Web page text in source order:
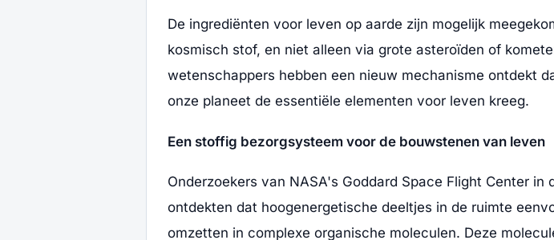
De ingrediënten voor leven op aarde zijn mogelijk
kosmisch stof, en niet alleen via grote asteroïden of
wetenschappers hebben een nieuw mechanisme ontdekt
onze planeet de essentiële elementen voor leven kreeg.
Een stoffig bezorgsysteem voor de bouwstenen van leven
Onderzoekers van NASA's Goddard Space Flight Center in
ontdekten dat hoogenergetische deeltjes in de ruimte
omzetten in complexe organische moleculen. Deze